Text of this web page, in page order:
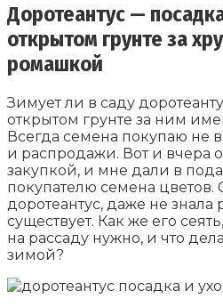
Доротеантус —
открытом грунте за
ромашкой
Зимует ли в саду
открытом грунте за ним
Всегда семена покупаю не
и распродажи. Вот и вчера
закупкой, и мне дали в
покупателю семена цветов.
доротеантус, даже не знала
существует. Как же его
на рассаду нужно, и что
зимой?